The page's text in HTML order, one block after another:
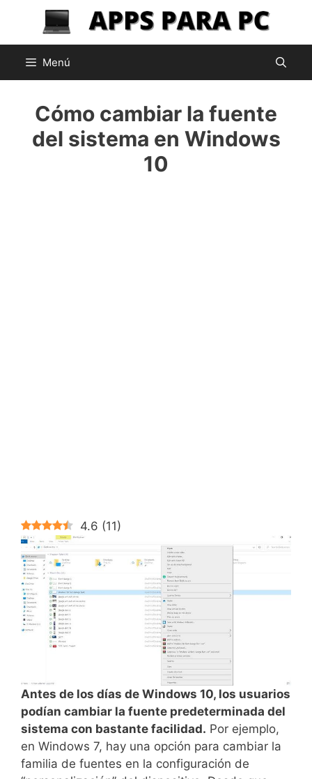
contenido
Menú
Cómo cambiar la fuente
del sistema en Windows
10
4.6 (11)
Antes de los días de Windows 10, los usuarios
podían cambiar la fuente predeterminada del
sistema con bastante facilidad. Por ejemplo,
en Windows 7, hay una opción para cambiar la
familia de fuentes en la configuración de